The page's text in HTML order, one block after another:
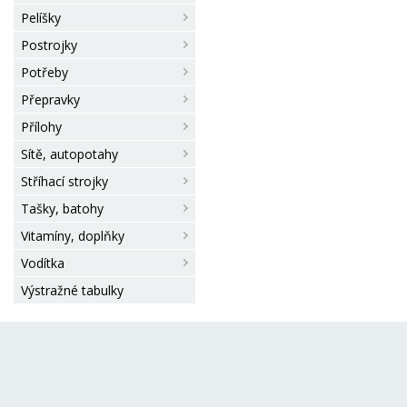
Pelíšky
Postrojky
Potřeby
Přepravky
Přílohy
Sítě, autopotahy
Stříhací strojky
Tašky, batohy
Vitamíny, doplňky
Vodítka
Výstražné tabulky